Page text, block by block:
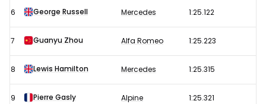
6 George Russell Mercedes 1:25.122
7 Guanyu Zhou Alfa Romeo 1:25.223
8 Lewis Hamilton Mercedes 1:25.315
9 Pierre Gasly Alpine 1:25.321